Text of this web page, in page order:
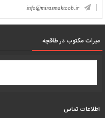
info@mirasmaktoob.ir
میرات مکتوب در طاقچه
اطلاعات تماس